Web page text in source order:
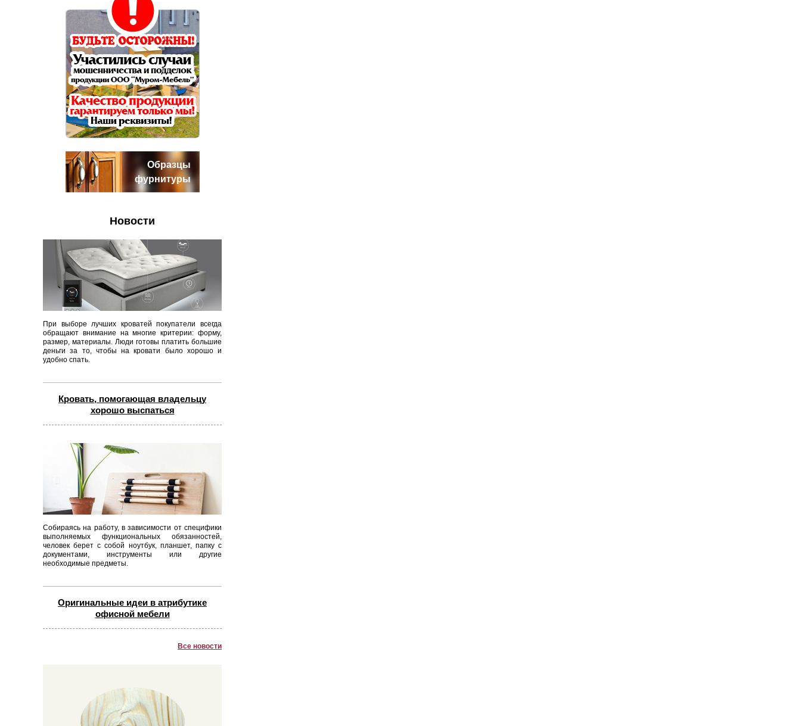
Образцы
фурнитуры
Новости
При выборе лучших кроватей покупатели всегда
обращают внимание на многие критерии: форму,
размер, материалы. Люди готовы платить большие
деньги за то, чтобы на кровати было хорошо и
удобно спать.
Кровать, помогающая владельцу
хорошо выспаться
Собираясь на работу, в зависимости от специфики
выполняемых функциональных обязанностей,
человек берет с собой ноутбук, планшет, папку с
документами, инструменты или другие
необходимые предметы.
Оригинальные идеи в атрибутике
офисной мебели
Все новости